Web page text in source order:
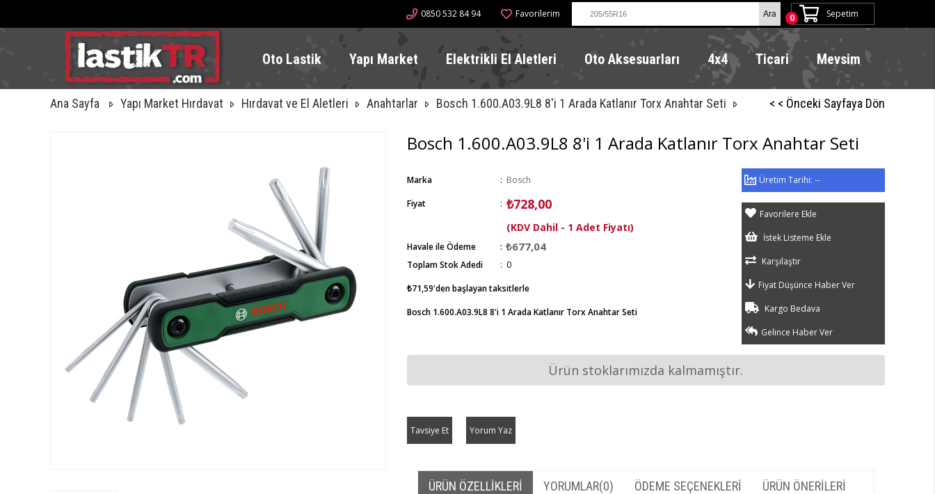
Sepetim
0
Favorilerim
0850 532 84 94
Oto Lastik Yapı Market Elektrikli El Aletleri Oto Aksesuarları 4x4 Ticari Mevsim
Ana Sayfa Yapı Market Hırdavat Hırdavat ve El Aletleri Anahtarlar Bosch 1.600.A03.9L8 8'i 1 Arada Katlanır Torx Anahtar Seti < < Önceki Sayfaya Dön
Bosch 1.600.A03.9L8 8'i 1 Arada Katlanır Torx Anahtar Seti
Marka : Bosch
Fiyat
: ₺728,00
(KDV Dahil - 1 Adet Fiyatı)
Havale ile Ödeme ₺677,04
Toplam Stok Adedi : 0
₺71,59'den başlayan taksitlerle
Bosch 1.600.A03.9L8 8'i 1 Arada Katlanır Torx Anahtar Seti
--
Favorilere Ekle
İstek Listeme Ekle
Karşılaştır
Fiyat Düşünce Haber Ver
Kargo Bedava
Gelince Haber Ver
Ürün stoklarımızda kalmamıştır.
Tavsiye Et Yorum Yaz
ÜRÜN ÖZELLIKLERI YORUMLAR(0) ÖDEME SEÇENEKLERI ÜRÜN ÖNERILERI